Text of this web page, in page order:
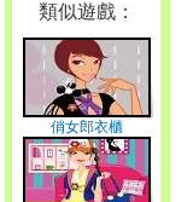
類似遊戲：
俏女郎衣櫃